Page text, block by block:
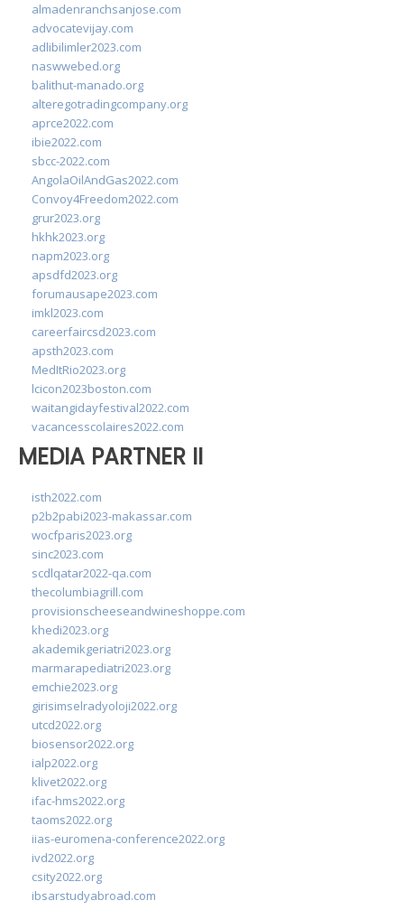
almadenranchsanjose.com
advocatevijay.com
adlibilimler2023.com
naswwebed.org
balithut-manado.org
alteregotradingcompany.org
aprce2022.com
ibie2022.com
sbcc-2022.com
AngolaOilAndGas2022.com
Convoy4Freedom2022.com
grur2023.org
hkhk2023.org
napm2023.org
apsdfd2023.org
forumausape2023.com
imkl2023.com
careerfaircsd2023.com
apsth2023.com
MedItRio2023.org
lcicon2023boston.com
waitangidayfestival2022.com
vacancesscolaires2022.com
MEDIA PARTNER II
isth2022.com
p2b2pabi2023-makassar.com
wocfparis2023.org
sinc2023.com
scdlqatar2022-qa.com
thecolumbiagrill.com
provisionscheeseandwineshoppe.com
khedi2023.org
akademikgeriatri2023.org
marmarapediatri2023.org
emchie2023.org
girisimselradyoloji2022.org
utcd2022.org
biosensor2022.org
ialp2022.org
klivet2022.org
ifac-hms2022.org
taoms2022.org
iias-euromena-conference2022.org
ivd2022.org
csity2022.org
ibsarstudyabroad.com